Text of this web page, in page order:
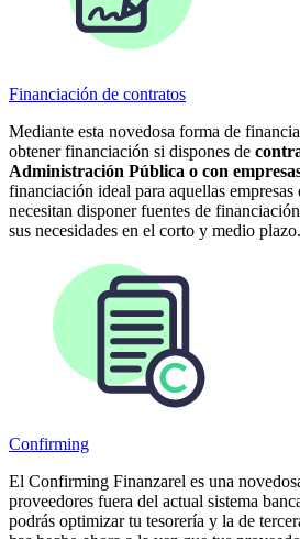
Financiación de contratos
Mediante esta novedosa forma de
obtener financiación si dispones de
Administración Pública o con
financiación ideal para aquellas
necesitan disponer fuentes de
sus necesidades en el corto y medio plazo.
Confirming
El Confirming Finanzarel es una
proveedores fuera del actual sistema
podrás optimizar tu tesorería y la de